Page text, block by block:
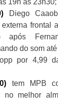
Diego
frontal
após
do som
por 4,99
tem MPB
no melhor